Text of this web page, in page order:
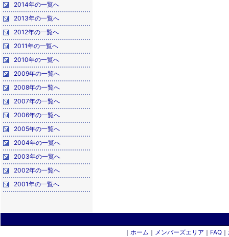
2014年の一覧へ
2013年の一覧へ
2012年の一覧へ
2011年の一覧へ
2010年の一覧へ
2009年の一覧へ
2008年の一覧へ
2007年の一覧へ
2006年の一覧へ
2005年の一覧へ
2004年の一覧へ
2003年の一覧へ
2002年の一覧へ
2001年の一覧へ
｜ ホーム ｜ メンバーズエリア ｜ FAQ｜